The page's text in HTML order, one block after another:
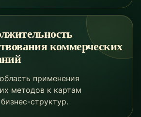
коммерческих
применения
методов к картам
структур.